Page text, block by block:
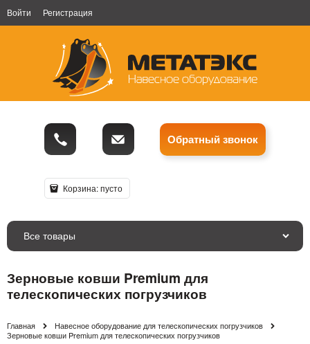
Войти Регистрация
Обратный звонок
Корзина:пусто
Все товары
Зерновые ковши Premium для
телескопических погрузчиков
Главная
Навесное оборудование для телескопических погрузчиков
Зерновые ковши Premium для телескопических погрузчиков